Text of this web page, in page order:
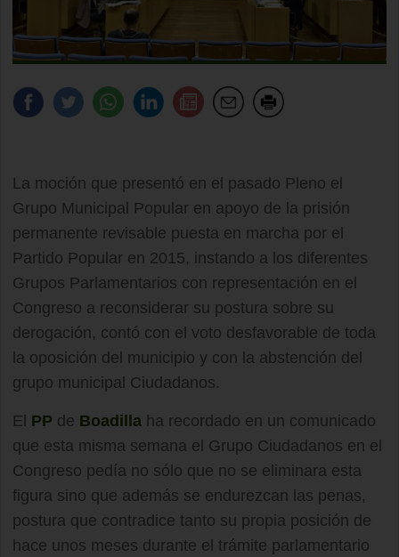
La moción que presentó en el pasado Pleno el
Grupo Municipal Popular en apoyo de la prisión
permanente revisable puesta en marcha por el
Partido Popular en 2015, instando a los diferentes
Grupos Parlamentarios con representación en el
Congreso a reconsiderar su postura sobre su
derogación, contó con el voto desfavorable de toda
la oposición del municipio y con la abstención del
grupo municipal Ciudadanos.
El PP de Boadilla ha recordado en un comunicado
que esta misma semana el Grupo Ciudadanos en el
Congreso pedía no sólo que no se eliminara esta
figura sino que además se endurezcan las penas,
postura que contradice tanto su propia posición de
hace unos meses durante el trámite parlamentario